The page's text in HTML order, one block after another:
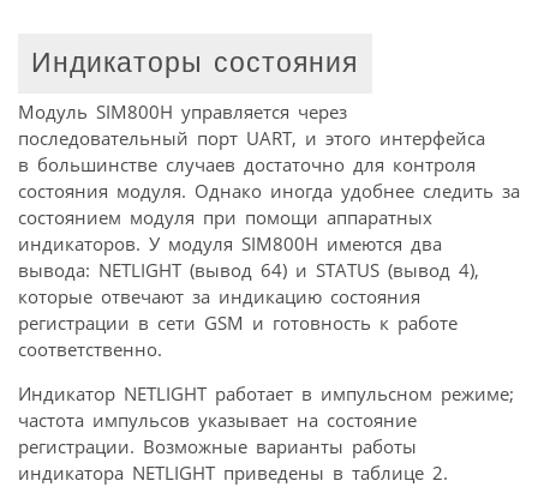
Индикаторы состояния
Модуль SIM800H управляется через
последовательный порт UART, и этого интерфейса
в большинстве случаев достаточно для контроля
состояния модуля. Однако иногда удобнее следить за
состоянием модуля при помощи аппаратных
индикаторов. У модуля SIM800H имеются два
вывода: NETLIGHT (вывод 64) и STATUS (вывод 4),
которые отвечают за индикацию состояния
регистрации в сети GSM и готовность к работе
соответственно.
Индикатор NETLIGHT работает в импульсном режиме;
частота импульсов указывает на состояние
регистрации. Возможные варианты работы
индикатора NETLIGHT приведены в таблице 2.